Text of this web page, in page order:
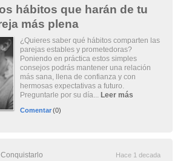
hábitos que harán de tu
más plena
¿Quieres saber qué hábitos comparten las
parejas estables y prometedoras?
Poniendo en práctica estos simples
consejos podrás mantener una relación
más sana, llena de confianza y con
hermosas expectativas a futuro.
Preguntarle por su día... Leer más
Comentar(0)
Hace 1 decada